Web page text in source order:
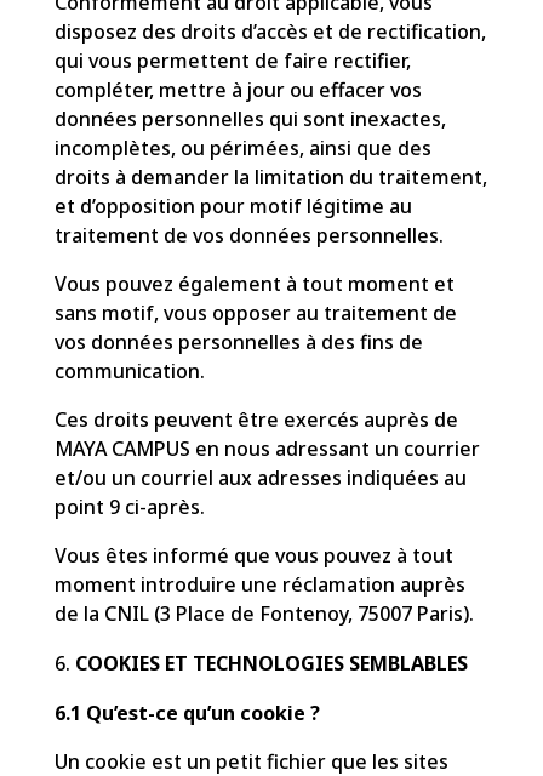
disposez des droits d’accès et de rectification,
qui vous permettent de faire rectifier,
compléter, mettre à jour ou effacer vos
données personnelles qui sont inexactes,
incomplètes, ou périmées, ainsi que des
droits à demander la limitation du traitement,
et d’opposition pour motif légitime au
traitement de vos données personnelles.
Vous pouvez également à tout moment et
sans motif, vous opposer au traitement de
vos données personnelles à des fins de
communication.
Ces droits peuvent être exercés auprès de
MAYA CAMPUS en nous adressant un courrier
et/ou un courriel aux adresses indiquées au
point 9 ci-après.
Vous êtes informé que vous pouvez à tout
moment introduire une réclamation auprès
de la CNIL (3 Place de Fontenoy, 75007 Paris).
COOKIES ET TECHNOLOGIES SEMBLABLES
6.1 Qu’est-ce qu’un cookie ?
Un cookie est un petit fichier que les sites